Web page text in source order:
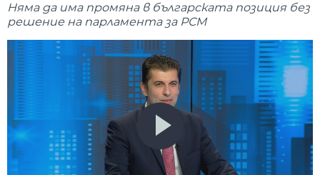
Няма да има промяна в българската позиция без
решение на парламента за РСМ